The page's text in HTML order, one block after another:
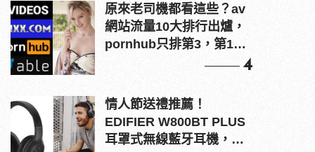
原來老司機都看這些？av
網站流量10大排行出爐，
pornhub只排第3，第1名
4
情人節送禮推薦！
EDIFIER W800BT PLUS
耳罩式無線藍牙耳機，在